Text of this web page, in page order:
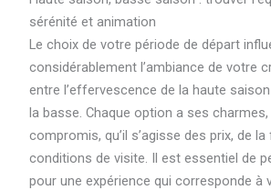
sérénité et animation
Le choix de votre période de départ
considérablement l’ambiance de votre
entre l’effervescence de la haute
la basse. Chaque option a ses
compromis, qu’il s’agisse des prix, de
conditions de visite. Il est essentiel de
pour une expérience qui corresponde à